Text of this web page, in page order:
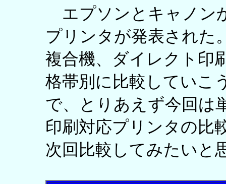
エプソンとキャノン
プリンタが発表された
複合機、ダイレクト印
格帯別に比較していこ
で、とりあえず今回は
印刷対応プリンタの比
次回比較してみたいと